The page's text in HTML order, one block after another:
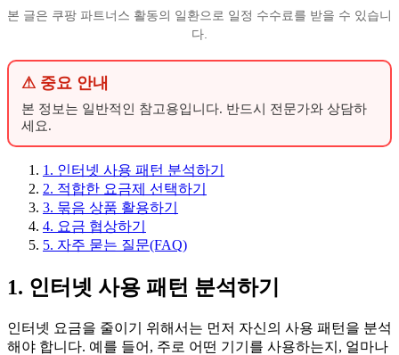
본 글은 쿠팡 파트너스 활동의 일환으로 일정 수수료를 받을 수 있습니
다.
⚠ 중요 안내
본 정보는 일반적인 참고용입니다. 반드시 전문가와 상담하
세요.
1. 인터넷 사용 패턴 분석하기
2. 적합한 요금제 선택하기
3. 묶음 상품 활용하기
4. 요금 협상하기
5. 자주 묻는 질문(FAQ)
1. 인터넷 사용 패턴 분석하기
인터넷 요금을 줄이기 위해서는 먼저 자신의 사용 패턴을 분석
해야 합니다. 예를 들어, 주로 어떤 기기를 사용하는지, 얼마나